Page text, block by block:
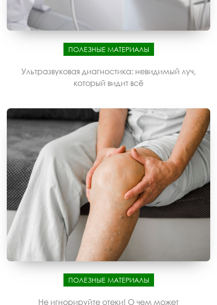
ПОЛЕЗНЫЕ МАТЕРИАЛЫ
Ультразвуковая диагностика: невидимый луч,
который видит всё
ПОЛЕЗНЫЕ МАТЕРИАЛЫ
Не игнорируйте отеки! О чем может